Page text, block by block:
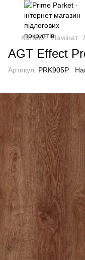
Каталог Ламінат
AGT Effect
Артикул: PRK905P